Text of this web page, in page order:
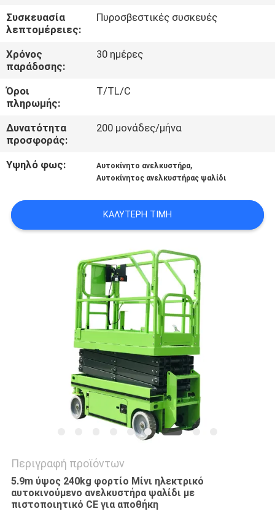
ΈΛΕΓΧΟΣ
ΠΟΙΌΤΗΤΑΣ
ΕΠΙΚΟΙΝΩΝΉΣΤΕ
ΜΑΖΊ
ΜΑΣ
ΕΙΔΉΣΕΙΣ
ΖΗΤΉΣΤΕ
ΠΟΛΙΤΙΚΉ
ΑΠΟΡΡΉΤΟΥ
Συσκευασία
λεπτομέρειες:
Πυροσβεστικές συσκευές
Χρόνος
παράδοσης:
30 ημέρες
Όροι
πληρωμής:
T/TL/C
Δυνατότητα
προσφοράς:
200 μονάδες/μήνα
Υψηλό φως: Αυτοκίνητο ανελκυστήρα,
Αυτοκίνητος ανελκυστήρας ψαλίδι
ΚΑΛΎΤΕΡΗ ΤΙΜΉ
Περιγραφή προϊόντων
5.9m ύψος 240kg φορτίο Μίνι ηλεκτρικό
αυτοκινούμενο ανελκυστήρα ψαλίδι με
πιστοποιητικό CE για αποθήκη